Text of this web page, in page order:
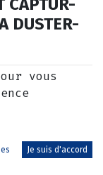
CAPTUR-
DUSTER-
vous
Je suis d'accord